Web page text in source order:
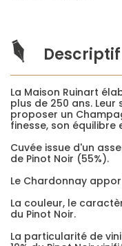
Descriptif
La Maison Ruinart
plus de 250 ans.
proposer un
finesse, son équilibre
Cuvée issue d'un
de Pinot Noir (55%).
Le Chardonnay
La couleur, le
du Pinot Noir.
La particularité de